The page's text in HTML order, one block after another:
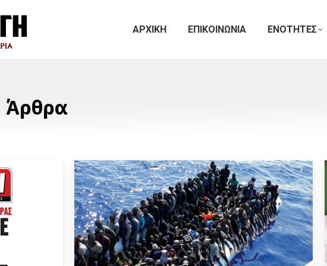
ΑΡΧΙΚΗ ΕΠΙΚΟΙΝΩΝΙΑ ΕΝΟΤΗΤΕΣ
Άρθρα